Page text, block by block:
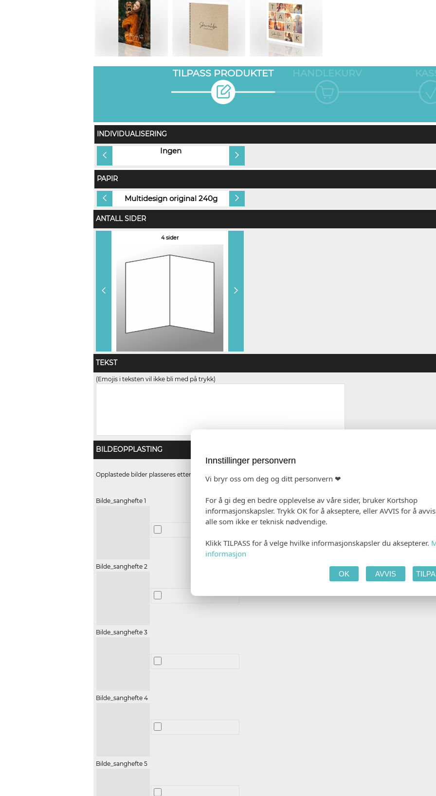
TILPASS PRODUKTET HANDLEKURV
INDIVIDUALISERING
Ingen
PAPIR
Multidesign original 240g
ANTALL SIDER
4 sider
TEKST
(Emojis i teksten vil ikke bli med på trykk)
BILDEOPPLASTING
Opplastede bilder plasseres etter følgende merking:
Bilde_sanghefte 1
Bilde_sanghefte 2
Bilde_sanghefte 3
Bilde_sanghefte 4
Bilde_sanghefte 5
Innstillinger personvern
Vi bryr oss om deg og ditt personvern ❤
For å gi deg en bedre opplevelse av våre sider, bruker Kortshop
informasjonskapsler. Trykk OK for å akseptere, eller AVVIS for å
alle som ikke er teknisk nødvendige.
Klikk TILPASS for å velge hvilke informasjonskapsler du aksepterer.
informasjon
OK AVVIS